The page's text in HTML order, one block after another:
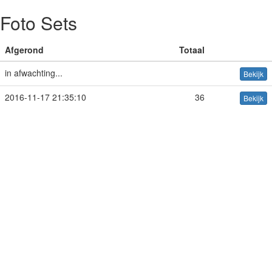
Foto Sets
Afgerond
Totaal
in afwachting...
Bekijk
2016-11-17 21:35:10 36 Bekijk